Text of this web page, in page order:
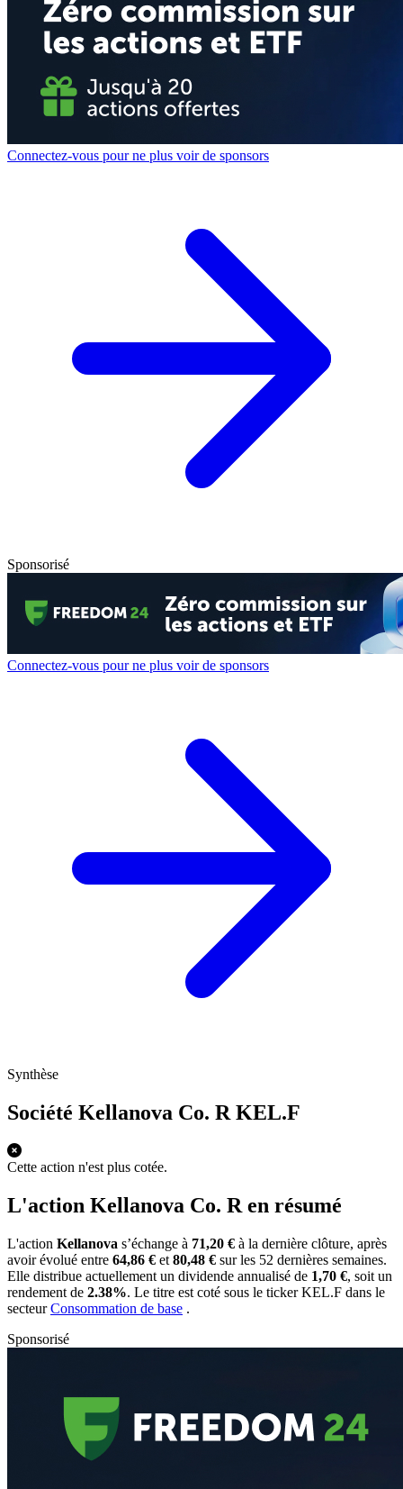
Connectez-vous pour ne plus voir de sponsors
Sponsorisé
Connectez-vous pour ne plus voir de sponsors
Synthèse
Société Kellanova Co. R KEL.F
Cette action n'est plus cotée.
L'action Kellanova Co. R en résumé
L'action Kellanova s’échange à 71,20 € à la dernière clôture, après
avoir évolué entre 64,86 € et 80,48 € sur les 52 dernières semaines.
Elle distribue actuellement un dividende annualisé de 1,70 €, soit un
rendement de 2.38%. Le titre est coté sous le tickerKEL.F dans le
secteurConsommation de base .
Sponsorisé